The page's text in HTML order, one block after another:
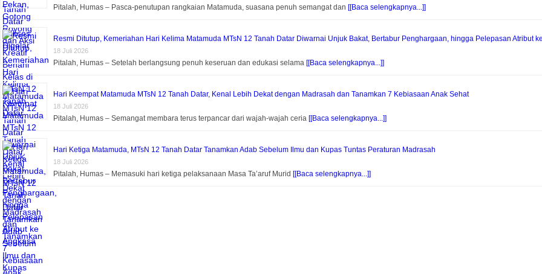
Pitalah, Humas – Pasca-penutupan rangkaian Matamuda, suasana penuh semangat dan [[Baca selengkapnya...]]
Resmi Ditutup, Kemeriahan Hari Kelima Matamuda MTsN 12 Tanah Datar Diwarnai Unjuk Bakat, Bertabur Penghargaan, hingga Pelepasan Atribut
18 Juli 2026
Pitalah, Humas – Setelah berlangsung penuh keseruan dan edukasi selama [[Baca selengkapnya...]]
Hari Keempat Matamuda MTsN 12 Tanah Datar, Kenal Lebih Dekat dengan Madrasah dan Tanamkan 7 Kebiasaan Anak Sehat
18 Juli 2026
Pitalah, Humas – Semangat membara terus terpancar dari wajah-wajah ceria [[Baca selengkapnya...]]
Hari Ketiga Matamuda, MTsN 12 Tanah Datar Tanamkan Adab Sebelum Ilmu dan Kupas Tuntas Peraturan Madrasah
18 Juli 2026
Pitalah, Humas – Memasuki hari ketiga pelaksanaan Masa Ta’aruf Murid [[Baca selengkapnya...]]